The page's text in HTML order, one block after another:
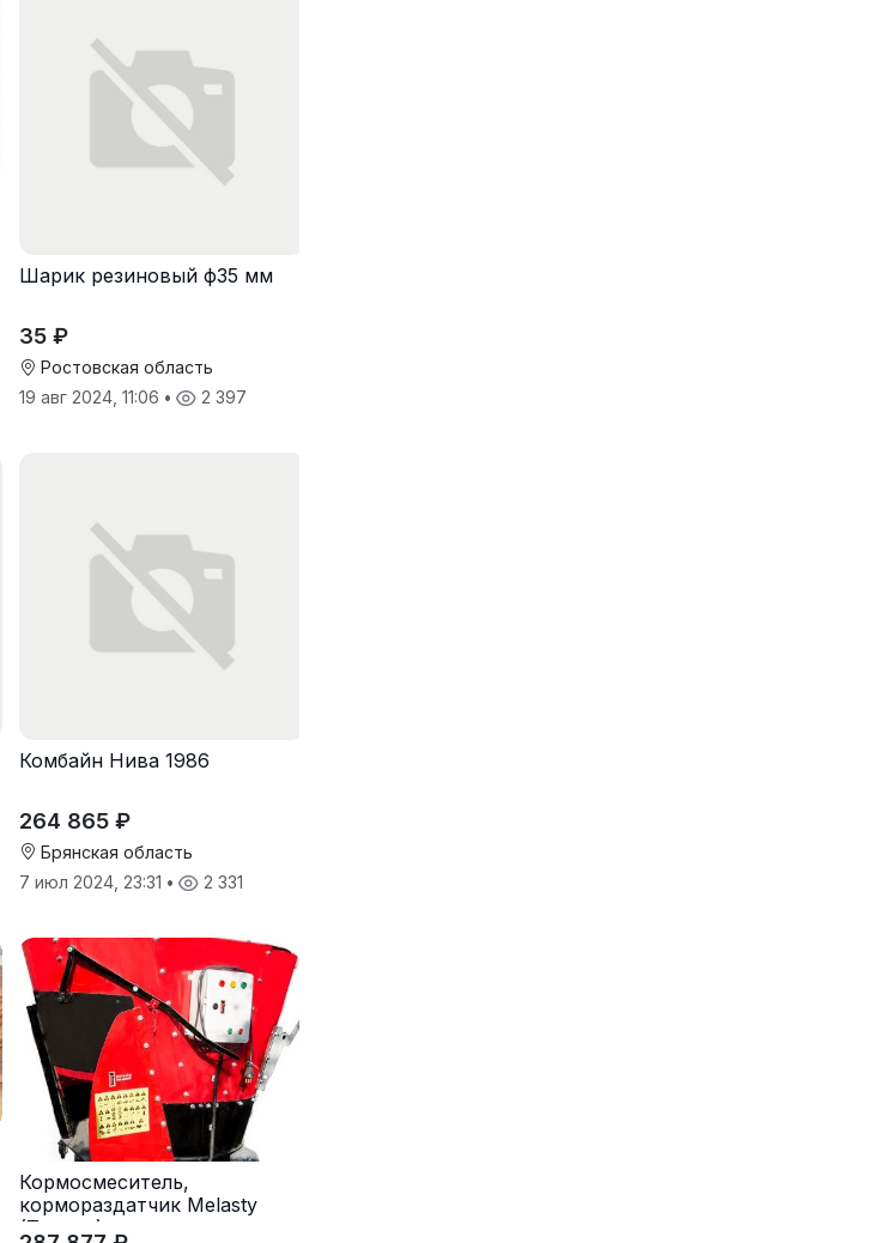
Шарик резиновый ф35 мм
35 ₽
Ростовская область
19 авг 2024, 11:06 • 2 397
Комбайн Нива 1986
264 865 ₽
Брянская область
7 июл 2024, 23:31 • 2 331
Кормосмеситель,
кормораздатчик Melasty
(Турция)